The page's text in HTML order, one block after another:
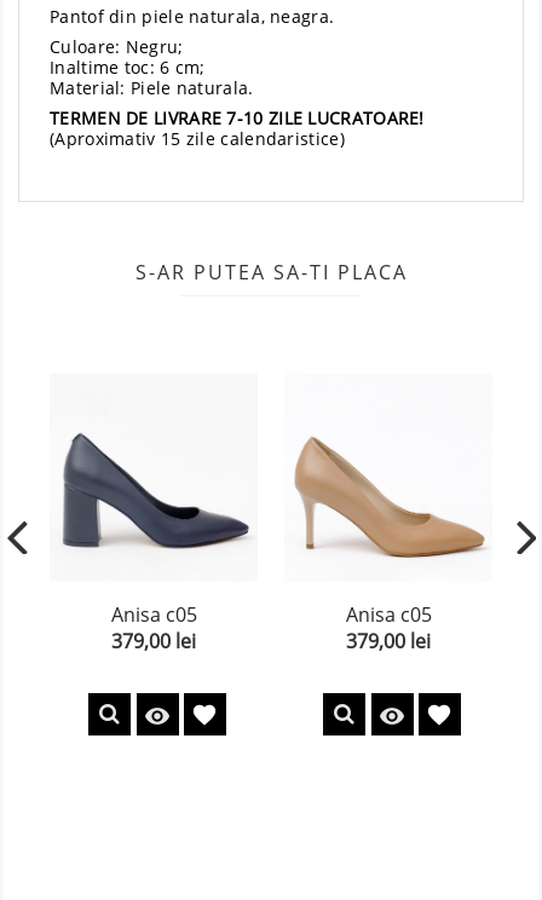
Pantof din piele naturala, neagra.
Culoare: Negru;
Inaltime toc: 6 cm;
Material: Piele naturala.
TERMEN DE LIVRARE 7-10 ZILE LUCRATOARE!
(Aproximativ 15 zile calendaristice)
S-AR PUTEA SA-TI PLACA
Anisa c05
Pret
379,00 lei
 favorite
Anisa c05
Pret
379,00 lei
 favorite